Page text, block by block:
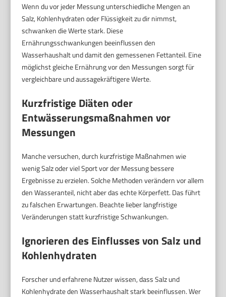
Wenn du vor jeder Messung unterschiedliche Mengen an
Salz, Kohlenhydraten oder Flüssigkeit zu dir nimmst,
schwanken die Werte stark. Diese
Ernährungsschwankungen beeinflussen den
Wasserhaushalt und damit den gemessenen Fettanteil. Eine
möglichst gleiche Ernährung vor den Messungen sorgt für
vergleichbare und aussagekräftigere Werte.
Kurzfristige Diäten oder
Entwässerungsmaßnahmen vor
Messungen
Manche versuchen, durch kurzfristige Maßnahmen wie
wenig Salz oder viel Sport vor der Messung bessere
Ergebnisse zu erzielen. Solche Methoden verändern vor allem
den Wasseranteil, nicht aber das echte Körperfett. Das führt
zu falschen Erwartungen. Beachte lieber langfristige
Veränderungen statt kurzfristige Schwankungen.
Ignorieren des Einflusses von Salz und
Kohlenhydraten
Forscher und erfahrene Nutzer wissen, dass Salz und
Kohlenhydrate den Wasserhaushalt stark beeinflussen. Wer